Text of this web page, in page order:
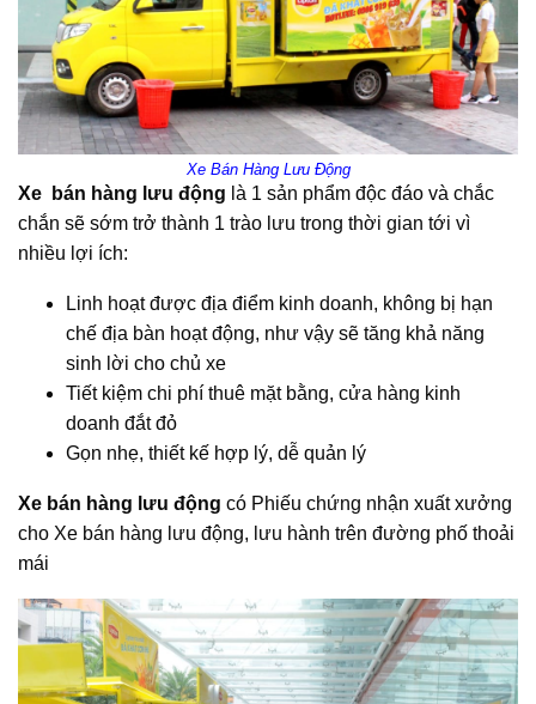
Xe Bán Hàng Lưu Động
Xe bán hàng lưu động là 1 sản phẩm độc đáo và chắc
chắn sẽ sớm trở thành 1 trào lưu trong thời gian tới vì
nhiều lợi ích:
Linh hoạt được địa điểm kinh doanh, không bị hạn
chế địa bàn hoạt động, như vậy sẽ tăng khả năng
sinh lời cho chủ xe
Tiết kiệm chi phí thuê mặt bằng, cửa hàng kinh
doanh đắt đỏ
Gọn nhẹ, thiết kế hợp lý, dễ quản lý
Xe bán hàng lưu động có Phiếu chứng nhận xuất xưởng
cho Xe bán hàng lưu động, lưu hành trên đường phố thoải
mái